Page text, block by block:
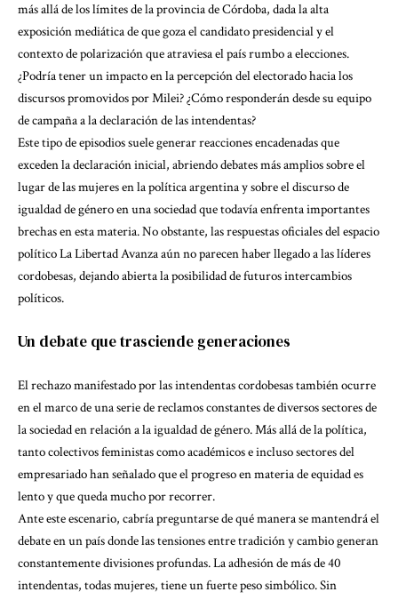
más allá de los límites de la provincia de Córdoba, dada la alta
exposición mediática de que goza el candidato presidencial y el
contexto de polarización que atraviesa el país rumbo a elecciones.
¿Podría tener un impacto en la percepción del electorado hacia los
discursos promovidos por Milei? ¿Cómo responderán desde su equipo
de campaña a la declaración de las intendentas?
Este tipo de episodios suele generar reacciones encadenadas que
exceden la declaración inicial, abriendo debates más amplios sobre el
lugar de las mujeres en la política argentina y sobre el discurso de
igualdad de género en una sociedad que todavía enfrenta importantes
brechas en esta materia. No obstante, las respuestas oficiales del espacio
político La Libertad Avanza aún no parecen haber llegado a las líderes
cordobesas, dejando abierta la posibilidad de futuros intercambios
políticos.
Un debate que trasciende generaciones
El rechazo manifestado por las intendentas cordobesas también ocurre
en el marco de una serie de reclamos constantes de diversos sectores de
la sociedad en relación a la igualdad de género. Más allá de la política,
tanto colectivos feministas como académicos e incluso sectores del
empresariado han señalado que el progreso en materia de equidad es
lento y que queda mucho por recorrer.
Ante este escenario, cabría preguntarse de qué manera se mantendrá el
debate en un país donde las tensiones entre tradición y cambio generan
constantemente divisiones profundas. La adhesión de más de 40
intendentas, todas mujeres, tiene un fuerte peso simbólico. Sin